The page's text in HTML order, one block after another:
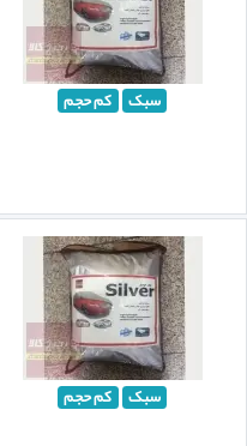
سبک کم حجم
سبک کم حجم